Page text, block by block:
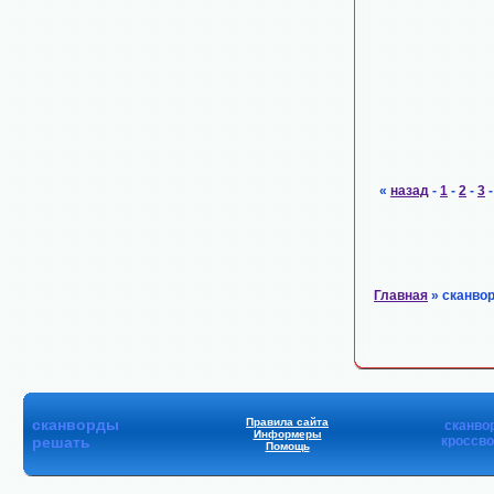
« назад - 1 - 2 - 3
Главная »
сканворды
решать
Правила сайта
Информеры
Помощь